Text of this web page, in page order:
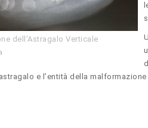
dell’Astragalo Verticale
e l’entità della malformazione